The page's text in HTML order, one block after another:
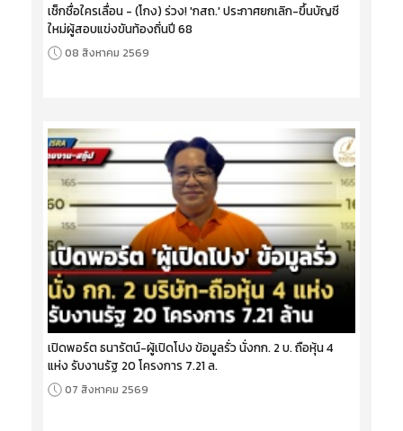
เช็กชื่อใครเลื่อน - (โกง) ร่วง! 'กสถ.' ประกาศยกเลิก-ขึ้นบัญชี
ใหม่ผู้สอบแข่งขันท้องถิ่นปี 68
08 สิงหาคม 2569
เปิดพอร์ต ธนารัตน์-ผู้เปิดโปง ข้อมูลรั่ว นั่งกก. 2 บ. ถือหุ้น 4
แห่ง รับงานรัฐ 20 โครงการ 7.21 ล.
07 สิงหาคม 2569